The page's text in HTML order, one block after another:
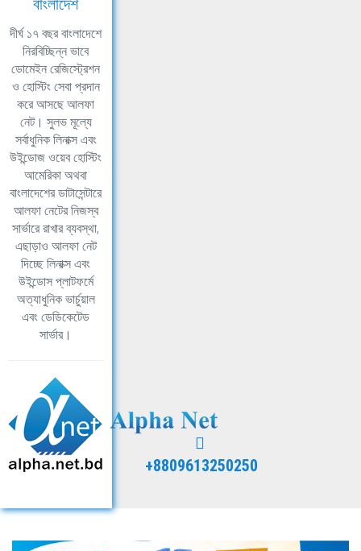
দীর্ঘ ১৭ বছর বাংলাদেশে
নিরবিচ্ছিন্ন ভাবে
ডোমেইন রেজিস্ট্রেশন
ও হোস্টিং সেবা প্রদান
করে আসছে আলফা
নেট। সুলভ মূল্যে
সর্বাধুনিক লিনাক্স এবং
উইন্ডোজ ওয়েব হোস্টিং
আমেরিকা অথবা
বাংলাদেশের ডাটাসেন্টারে
আলফা নেটের নিজস্ব
সার্ভারে রাখার ব্যবস্থা,
এছাড়াও আলফা নেট
দিচ্ছে লিনাক্স এবং
উইন্ডোস প্লাটফর্মে
অত্যাধুনিক ভার্চুয়াল
এবং ডেডিকেটেড
সার্ভার।
+8809613250250